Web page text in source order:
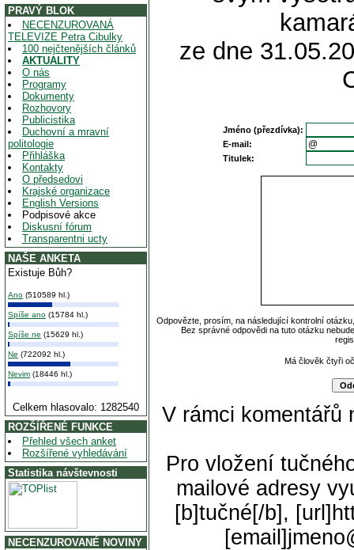
PRAVÝ BLOK
NECENZUROVANÁ
TELEVIZE Petra Cibulky
100 nejčtenějších článků
AKTUALITY
O nás
Programy
Dokumenty
Rozhovory
Publicistika
Duchovní a mravní
politologie
Přihláška
Kontakty
O předsedovi
Krajské organizace
English Versions
Podpisové akce
Diskusní fórum
Transparentni ucty
NAŠE ANKETA
Existuje Bůh?
Ano (510589 hl.)
Spíše ano (15784 hl.)
Spíše ne (15629 hl.)
Ne (722092 hl.)
Nevim (18446 hl.)
Celkem hlasovalo: 1282540
ROZŠÍŘENÉ FUNKCE
Přehled všech anket
Rozšířené vyhledávání
Statistika návštevnosti
NECENZUROVANÉ NOVINY
ze dne
Jméno (přezdívka):
E-mail:
Titulek:
Odpovězte, prosím, na následující kontrolní
Bez správné odpovědi na tuto otázku
Má člověk čtyři
V rámci komentářů
Pro vložení
mailové adresy
[b]tučné[/b],